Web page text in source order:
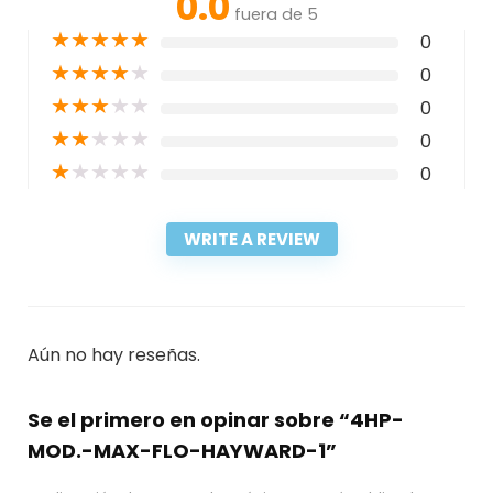
fuera de 5
★★★★★ 0
★★★★★ 0
★★★★★ 0
★★★★★ 0
★★★★★ 0
WRITE A REVIEW
Aún no hay reseñas.
Se el primero en opinar sobre “4HP-
MOD.-MAX-FLO-HAYWARD-1”